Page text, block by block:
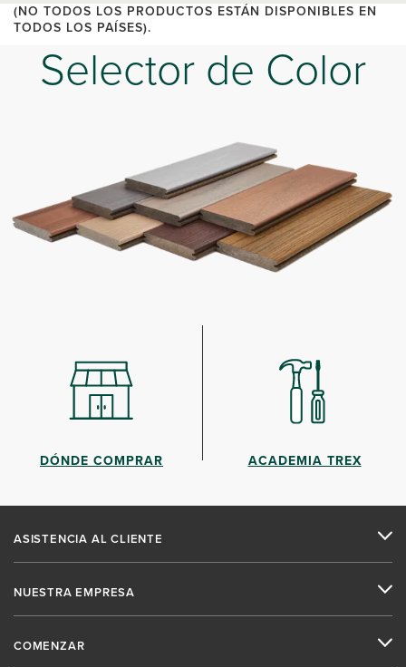
(NO TODOS LOS PRODUCTOS ESTÁN DISPONIBLES EN
TODOS LOS PAÍSES).
Selector de Color
DÓNDE COMPRAR ACADEMIA TREX
ASISTENCIA AL CLIENTE
NUESTRA EMPRESA
COMENZAR